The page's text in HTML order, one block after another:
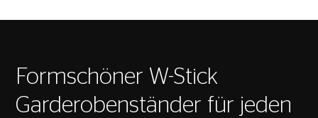
Formschöner W-Stick
Garderobenständer für jeden